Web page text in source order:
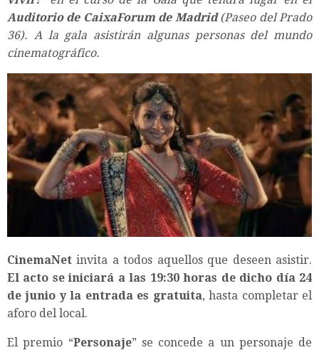
Auditorio de CaixaForum de Madrid(Paseo del Prado
36). A la gala asistirán algunas personas del mundo
cinematográfico.
CinemaNet invita a todos aquellos que deseen asistir.
El acto se iniciará a las 19:30 horas de dicho día 24
de junio y la entrada es gratuita, hasta completar el
aforo del local.
El premio “Personaje” se concede a un personaje de